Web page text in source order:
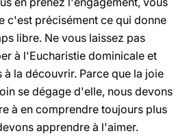
c'est précisément ce qui donne
libre. Ne vous laissez pas
à l'Eucharistie dominicale et
à la découvrir. Parce que la joie
se dégage d'elle, nous devons
à en comprendre toujours plus
apprendre à l'aimer.